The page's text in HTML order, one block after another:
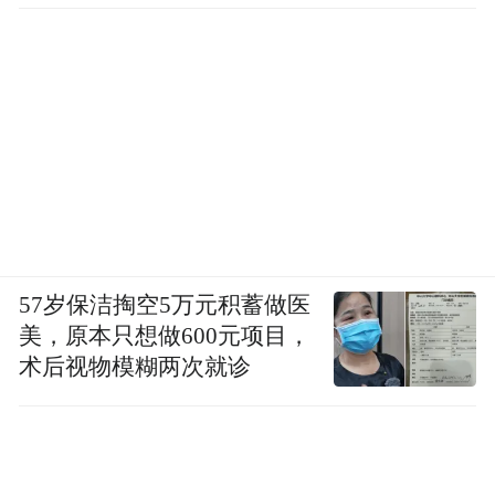
57岁保洁掏空5万元积蓄做医
美，原本只想做600元项目，
术后视物模糊两次就诊